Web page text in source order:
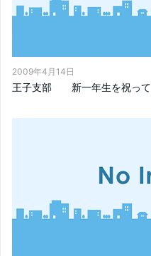
2009年4月14日
王子支部 新一年生を祝って